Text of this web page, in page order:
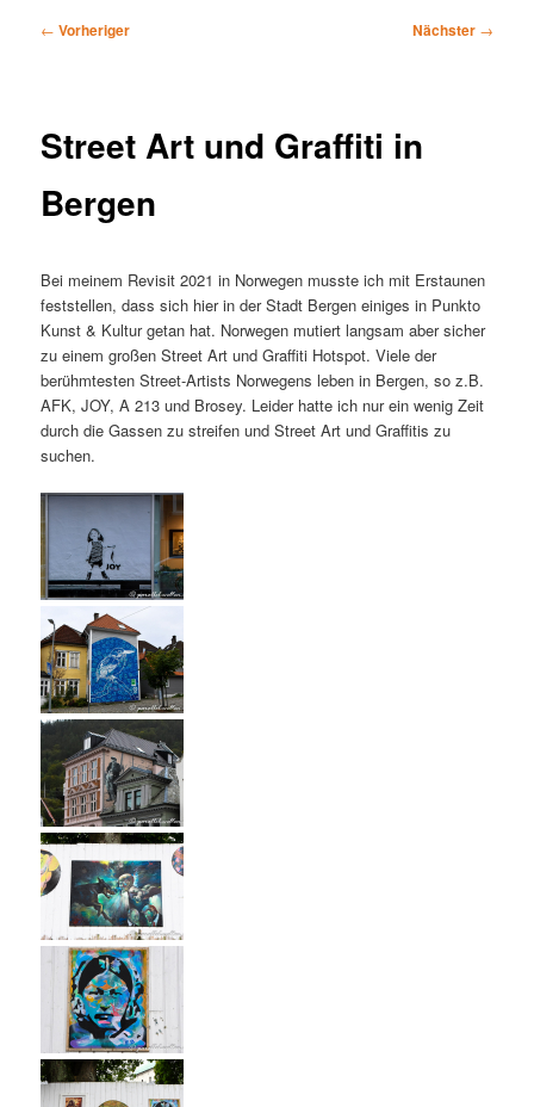
Beitragsnavigation
← Vorheriger Nächster →
Street Art und Graffiti in
Bergen
Bei meinem Revisit 2021 in Norwegen musste ich mit Erstaunen
feststellen, dass sich hier in der Stadt Bergen einiges in Punkto
Kunst & Kultur getan hat. Norwegen mutiert langsam aber sicher
zu einem großen Street Art und Graffiti Hotspot. Viele der
berühmtesten Street-Artists Norwegens leben in Bergen, so z.B.
AFK, JOY, A 213 und Brosey. Leider hatte ich nur ein wenig Zeit
durch die Gassen zu streifen und Street Art und Graffitis zu
suchen.